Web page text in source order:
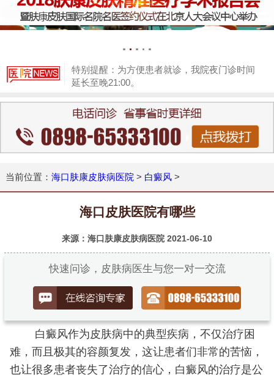
特别提醒：为方便患者就诊，我院夜门诊时间
延长至晚21:00。
当前位置： 海口肤康皮肤病医院 > 白癜风>
海口皮肤医院有哪些
来源：海口肤康皮肤病医院 2021-06-10
快速问诊，皮肤病医生与您一对一交流
白癜风作为皮肤病中的典型疾病，不仅治疗困
难，而且极其的容颜复发，这让患者们非常的苦恼，
也让很多患者丧失了治疗的信心，白癜风的治疗是公